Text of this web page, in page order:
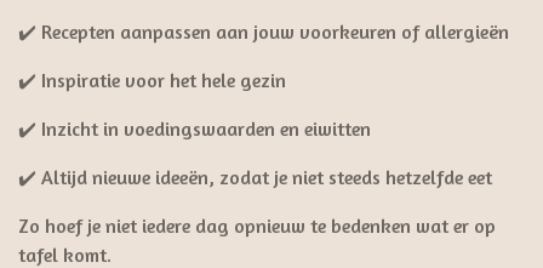
✔️ Recepten aanpassen aan jouw voorkeuren of allergieën
✔️ Inspiratie voor het hele gezin
✔️ Inzicht in voedingswaarden en eiwitten
✔️ Altijd nieuwe ideeën, zodat je niet steeds hetzelfde eet
Zo hoef je niet iedere dag opnieuw te bedenken wat er op
tafel komt.